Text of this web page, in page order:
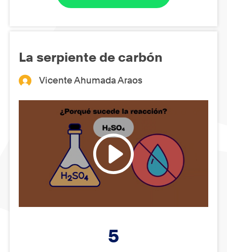
La serpiente de carbón
Vicente Ahumada Araos
5